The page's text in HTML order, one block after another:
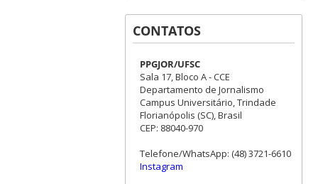
CONTATOS
PPGJOR/UFSC
Sala 17, Bloco A - CCE
Departamento de Jornalismo
Campus Universitário, Trindade
Florianópolis (SC), Brasil
CEP: 88040-970
Telefone/WhatsApp: (48) 3721-6610
Instagram